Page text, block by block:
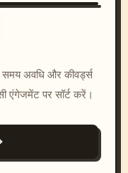
समय अवधि और कीवर्ड्स
एंगेजमेंट पर सॉर्ट करें।